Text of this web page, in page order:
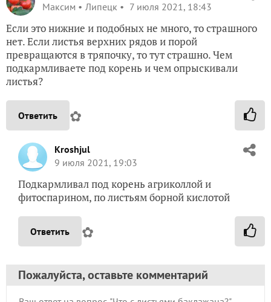
Максим
Липецк 7 июля 2021, 18:43
Если это нижние и подобных не много, то страшного
нет. Если листья верхних рядов и порой
превращаются в тряпочку, то тут страшно. Чем
подкармливаете под корень и чем опрыскивали
листья?
Ответить ✿
Kroshjul
9 июля 2021, 19:03
Подкармливал под корень агриколлой и
фитоспарином, по листьям борной кислотой
Ответить ✿
Пожалуйста, оставьте комментарий